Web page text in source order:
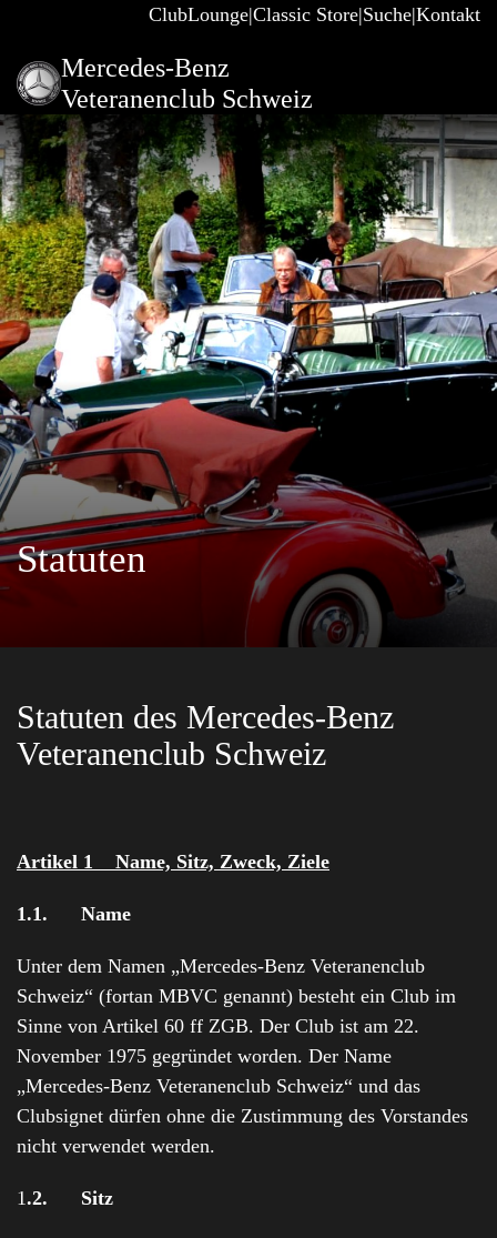
ClubLounge Classic Store Suche Kontakt
Mercedes-Benz
Veteranenclub Schweiz
Statuten
Statuten des Mercedes-Benz
Veteranenclub Schweiz
Artikel 1 Name, Sitz, Zweck, Ziele
1.1. Name
Unter dem Namen „Mercedes-Benz Veteranenclub
Schweiz“ (fortan MBVC genannt) besteht ein Club im
Sinne von Artikel 60 ff ZGB. Der Club ist am 22.
November 1975 gegründet worden. Der Name
„Mercedes-Benz Veteranenclub Schweiz“ und das
Clubsignet dürfen ohne die Zustimmung des Vorstandes
nicht verwendet werden.
1.2. Sitz